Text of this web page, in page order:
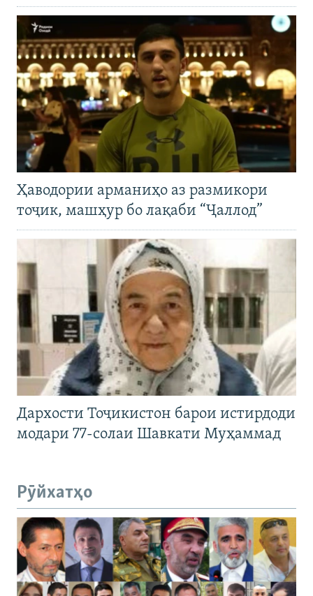
Ҳаводории арманиҳо аз размикори
тоҷик, машҳур бо лақаби “Ҷаллод”
Дархости Тоҷикистон барои истирдоди
модари 77-солаи Шавкати Муҳаммад
Рӯйхатҳо